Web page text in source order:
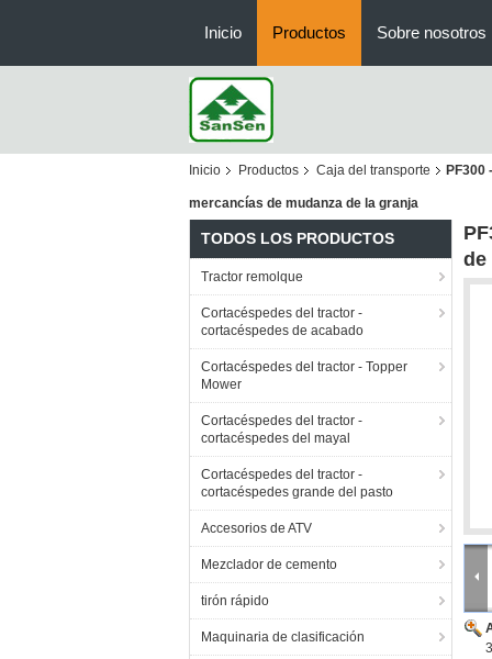
Inicio Productos Sobre nosotros
Inicio Productos Caja del transporte
mercancías de mudanza de la granja
TODOS LOS PRODUCTOS
Tractor remolque
Cortacéspedes del tractor -
cortacéspedes de acabado
Cortacéspedes del tractor - Topper
Mower
Cortacéspedes del tractor -
cortacéspedes del mayal
Cortacéspedes del tractor -
cortacéspedes grande del pasto
Accesorios de ATV
Mezclador de cemento
tirón rápido
Maquinaria de clasificación
de